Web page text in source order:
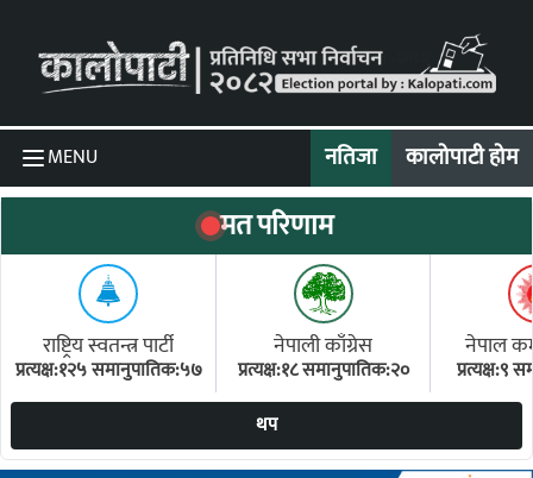
MENU नतिजा कालोपाटी होम
मत परिणाम
राष्ट्रिय स्वतन्त्र पार्टी
प्रत्यक्ष:१२५ समानुपातिक:५७
नेपाली काँग्रेस
प्रत्यक्ष:१८ समानुपातिक:२०
नेपाल
प्रत्यक्ष:९
थप